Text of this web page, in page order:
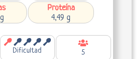
Proteína
4,49 g
Dificultad 5